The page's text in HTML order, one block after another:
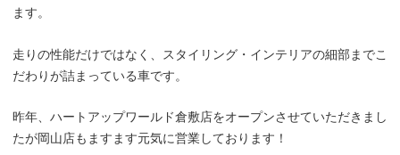
ます。
走りの性能だけではなく、スタイリング・インテリアの細部までこ
だわりが詰まっている車です。
昨年、ハートアップワールド倉敷店をオープンさせていただきまし
たが岡山店もますます元気に営業しております！